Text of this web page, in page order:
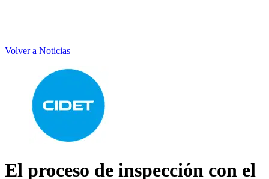
Volver a Noticias
El proceso de inspección con el